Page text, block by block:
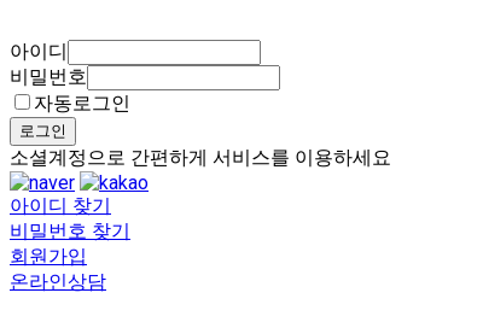
아이디
비밀번호
자동로그인
로그인
소셜계정으로 간편하게 서비스를 이용하세요
아이디 찾기
비밀번호 찾기
회원가입
온라인상담